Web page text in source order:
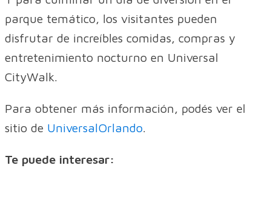
parque temático, los visitantes pueden
disfrutar de increíbles comidas, compras y
entretenimiento nocturno en Universal
CityWalk.
Para obtener más información, podés ver el
sitio de UniversalOrlando
Te puede interesar: